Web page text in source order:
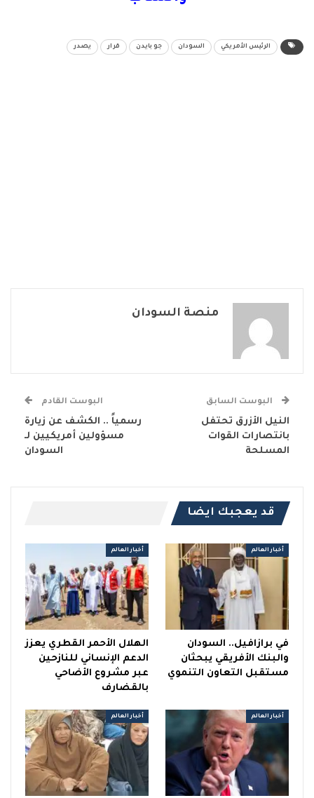
الرئيس الأمريكي السودان جو بايدن قرار يصدر
منصة السودان
البوست السابق
النيل الأزرق تحتفل
بانتصارات القوات
المسلحة
البوست القادم
رسمياً .. الكشف عن زيارة
مسؤولين أمريكيين لـ
السودان
قد يعجبك ايضا
أخبار العالم
في برازافيل.. السودان
والبنك الأفريقي يبحثان
مستقبل التعاون التنموي
أخبار العالم
الهلال الأحمر القطري يعزز
الدعم الإنساني للنازحين
عبر مشروع الأضاحي
بالقضارف
أخبار العالم أخبار العالم